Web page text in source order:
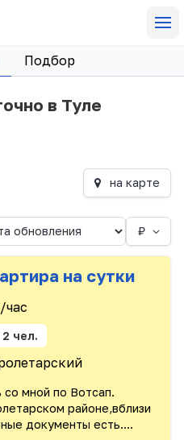
Подбор
в Туле
на карте
₽
на сутки
час
чел.
со мной по Вотсап.
районе,вблизи
документы есть....